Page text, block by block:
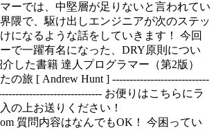
ーでは、中堅層が足りないと言われてい
隈で、駆け出しエンジニアが次のステッ
になるような話をしていきます！ 今回
で一躍有名になった、DRY原則につい
した書籍 達人プログラマー（第2版）
の旅 [ Andrew Hunt ] ----------------------------
お便りはこちらにラ
の上お送りください！
質問内容はなんでもOK！ 今困ってい